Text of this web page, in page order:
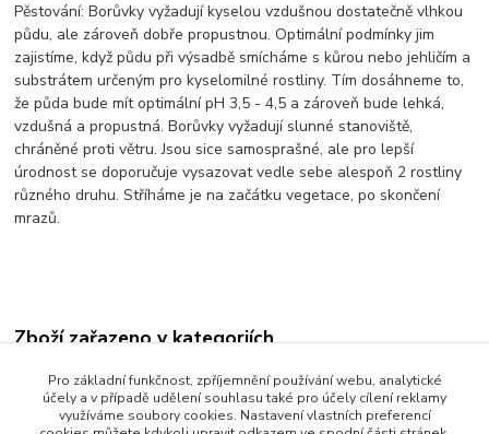
Pěstování: Borůvky vyžadují kyselou vzdušnou dostatečně vlhkou
půdu, ale zároveň dobře propustnou. Optimální podmínky jim
zajistíme, když půdu při výsadbě smícháme s kůrou nebo jehličím a
substrátem určeným pro kyselomilné rostliny. Tím dosáhneme to,
že půda bude mít optimální pH 3,5 - 4,5 a zároveň bude lehká,
vzdušná a propustná. Borůvky vyžadují slunné stanoviště,
chráněné proti větru. Jsou sice samosprašné, ale pro lepší
úrodnost se doporučuje vysazovat vedle sebe alespoň 2 rostliny
různého druhu. Stříháme je na začátku vegetace, po skončení
mrazů.
Zboží zařazeno v kategoriích
Borůvky pravé (Kanadské) SKLADEM
Drobnoplodé ovoce - rybíz, angrešt, maliny, ostružiny, a další
Pro základní funkčnost, zpříjemnění používání webu, analytické
účely a v případě udělení souhlasu také pro účely cílení reklamy
využíváme soubory cookies. Nastavení vlastních preferencí